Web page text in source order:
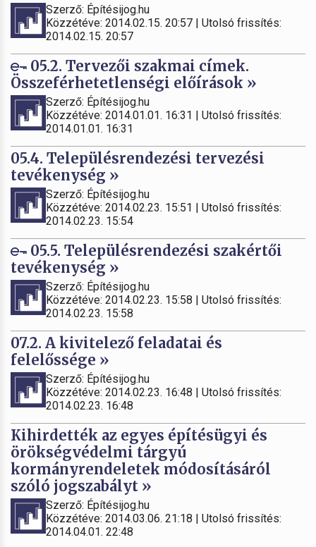
Szerző: Építésijog.hu
Közzétéve: 2014.02.15. 20:57 | Utolsó frissítés:
2014.02.15. 20:57
05.2. Tervezői szakmai címek.
Összeférhetetlenségi előírások »
Szerző: Építésijog.hu
Közzétéve: 2014.01.01. 16:31 | Utolsó frissítés:
2014.01.01. 16:31
05.4. Településrendezési tervezési
tevékenység »
Szerző: Építésijog.hu
Közzétéve: 2014.02.23. 15:51 | Utolsó frissítés:
2014.02.23. 15:54
05.5. Településrendezési szakértői
tevékenység »
Szerző: Építésijog.hu
Közzétéve: 2014.02.23. 15:58 | Utolsó frissítés:
2014.02.23. 15:58
07.2. A kivitelező feladatai és
felelőssége »
Szerző: Építésijog.hu
Közzétéve: 2014.02.23. 16:48 | Utolsó frissítés:
2014.02.23. 16:48
Kihirdették az egyes építésügyi és
örökségvédelmi tárgyú
kormányrendeletek módosításáról
szóló jogszabályt »
Szerző: Építésijog.hu
Közzétéve: 2014.03.06. 21:18 | Utolsó frissítés:
2014.04.01. 22:48